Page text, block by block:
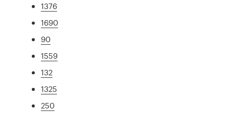
1376
1690
90
1559
132
1325
250